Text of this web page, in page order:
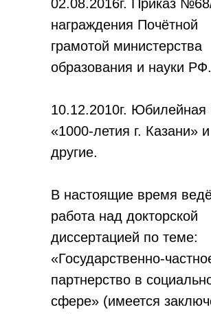
02.08.2016г. Приказ
награждения Почётной
грамотой министерства
образования и науки РФ.
10.12.2010г.
«1000-летия г. Казани» и
другие.
В настоящие время
работа над докторской
диссертацией по теме:
«Государственно-
партнерство в
сфере» (имеется